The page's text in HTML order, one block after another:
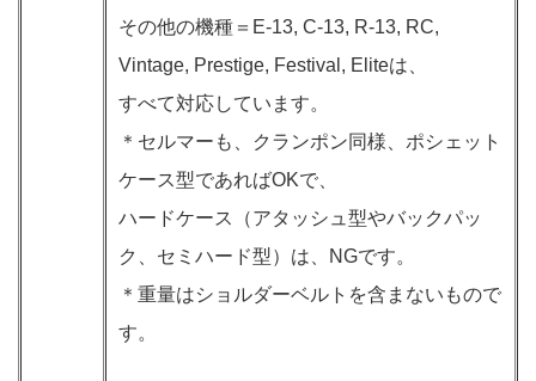
その他の機種＝E-13, C-13, R-13, RC,
Vintage, Prestige, Festival, Eliteは、
すべて対応しています。
＊セルマーも、クランポン同様、ポシェット
ケース型であればOKで、
ハードケース（アタッシュ型やバックパッ
ク、セミハード型）は、NGです。
＊重量はショルダーベルトを含まないもので
す。